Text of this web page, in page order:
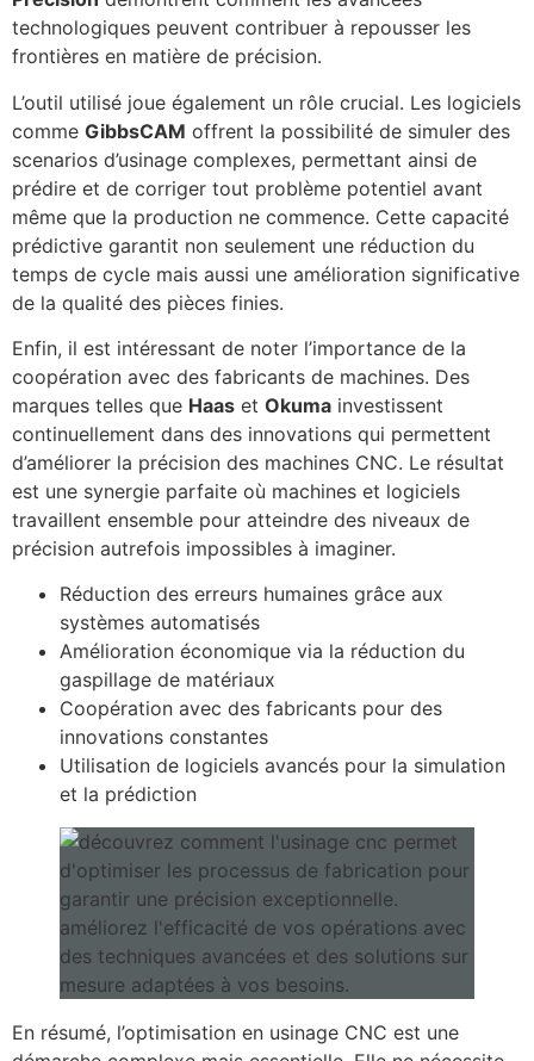
technologiques peuvent contribuer à repousser les
frontières en matière de précision.
L’outil utilisé joue également un rôle crucial. Les logiciels
comme GibbsCAM offrent la possibilité de simuler des
scenarios d’usinage complexes, permettant ainsi de
prédire et de corriger tout problème potentiel avant
même que la production ne commence. Cette capacité
prédictive garantit non seulement une réduction du
temps de cycle mais aussi une amélioration significative
de la qualité des pièces finies.
Enfin, il est intéressant de noter l’importance de la
coopération avec des fabricants de machines. Des
marques telles que Haas et Okuma investissent
continuellement dans des innovations qui permettent
d’améliorer la précision des machines CNC. Le résultat
est une synergie parfaite où machines et logiciels
travaillent ensemble pour atteindre des niveaux de
précision autrefois impossibles à imaginer.
Réduction des erreurs humaines grâce aux
systèmes automatisés
Amélioration économique via la réduction du
gaspillage de matériaux
Coopération avec des fabricants pour des
innovations constantes
Utilisation de logiciels avancés pour la simulation
et la prédiction
En résumé, l’optimisation en usinage CNC est une